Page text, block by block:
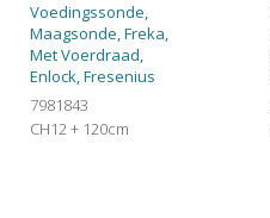
Voedingssonde,
Maagsonde, Freka,
Met Voerdraad,
Enlock, Fresenius
7981843
CH12 + 120cm